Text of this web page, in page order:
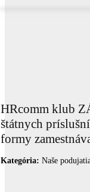
HRcomm klub
štátnych
formy
Kategória: Naše